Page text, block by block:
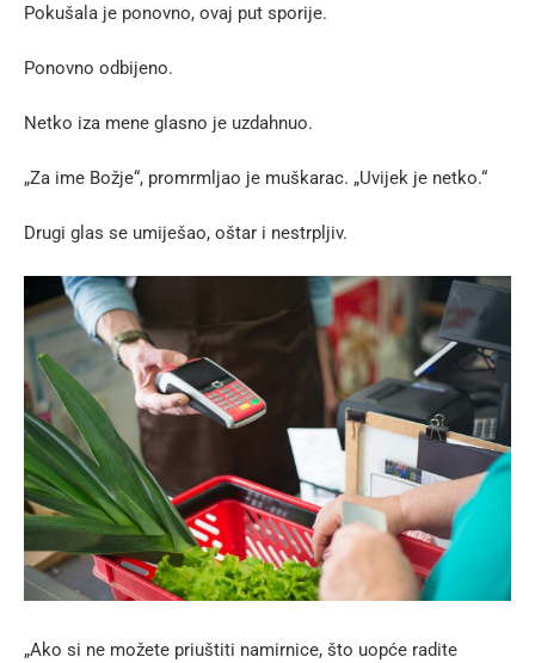
Pokušala je ponovno, ovaj put sporije.
Ponovno odbijeno.
Netko iza mene glasno je uzdahnuo.
„Za ime Božje“, promrmljao je muškarac. „Uvijek je netko.“
Drugi glas se umiješao, oštar i nestrpljiv.
„Ako si ne možete priuštiti namirnice, što uopće radite